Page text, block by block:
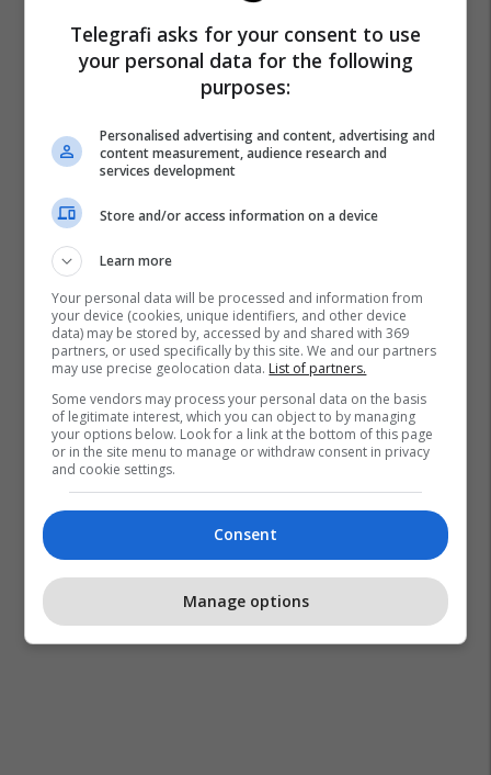
Telegrafi asks for your consent to use
your personal data for the following
purposes:
Personalised advertising and content, advertising and
content measurement, audience research and
services development
Store and/or access information on a device
Learn more
Your personal data will be processed and information from
your device (cookies, unique identifiers, and other device
data) may be stored by, accessed by and shared with 369
partners, or used specifically by this site. We and our partners
may use precise geolocation data. List of partners.
Some vendors may process your personal data on the basis
of legitimate interest, which you can object to by managing
your options below. Look for a link at the bottom of this page
or in the site menu to manage or withdraw consent in privacy
and cookie settings.
Consent
Manage options